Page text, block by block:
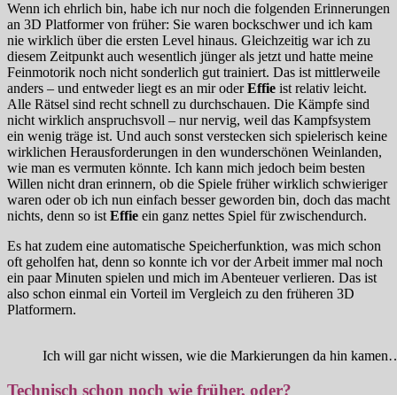
Wenn ich ehrlich bin, habe ich nur noch die folgenden Erinnerungen
an 3D Platformer von früher: Sie waren bockschwer und ich kam
nie wirklich über die ersten Level hinaus. Gleichzeitig war ich zu
diesem Zeitpunkt auch wesentlich jünger als jetzt und hatte meine
Feinmotorik noch nicht sonderlich gut trainiert. Das ist mittlerweile
anders – und entweder liegt es an mir oderEffie ist relativ leicht.
Alle Rätsel sind recht schnell zu durchschauen. Die Kämpfe sind
nicht wirklich anspruchsvoll – nur nervig, weil das Kampfsystem
ein wenig träge ist. Und auch sonst verstecken sich spielerisch keine
wirklichen Herausforderungen in den wunderschönen Weinlanden,
wie man es vermuten könnte. Ich kann mich jedoch beim besten
Willen nicht dran erinnern, ob die Spiele früher wirklich schwieriger
waren oder ob ich nun einfach besser geworden bin, doch das macht
nichts, denn so ist Effie ein ganz nettes Spiel für zwischendurch.
Es hat zudem eine automatische Speicherfunktion, was mich schon
oft geholfen hat, denn so konnte ich vor der Arbeit immer mal noch
ein paar Minuten spielen und mich im Abenteuer verlieren. Das ist
also schon einmal ein Vorteil im Vergleich zu den früheren 3D
Platformern.
Ich will gar nicht wissen, wie die Markierungen da hin
Technisch schon noch wie früher, oder?